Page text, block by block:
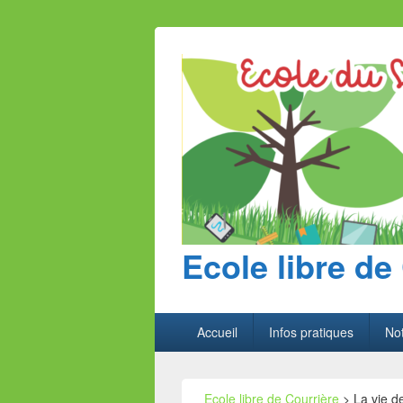
Ecole libre
principalAccueil Infos pratiques
Ecole libre de Courrière > La vie